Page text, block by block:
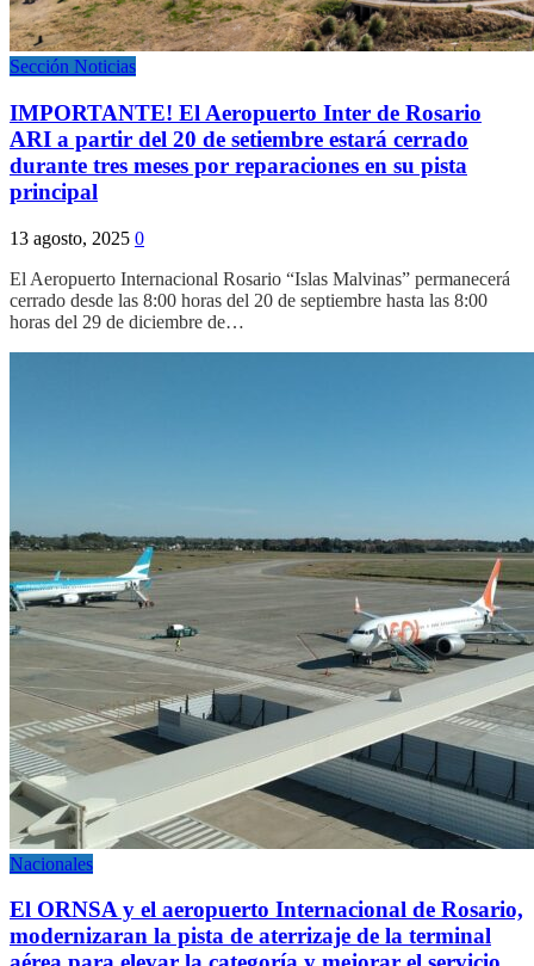
Sección Noticias
IMPORTANTE! El Aeropuerto Inter de Rosario
ARI a partir del 20 de setiembre estará cerrado
durante tres meses por reparaciones en su pista
principal
13 agosto, 2025 0
El Aeropuerto Internacional Rosario “Islas Malvinas” permanecerá
cerrado desde las 8:00 horas del 20 de septiembre hasta las 8:00
horas del 29 de diciembre de…
Nacionales
El ORNSA y el aeropuerto Internacional de Rosario,
modernizaran la pista de aterrizaje de la terminal